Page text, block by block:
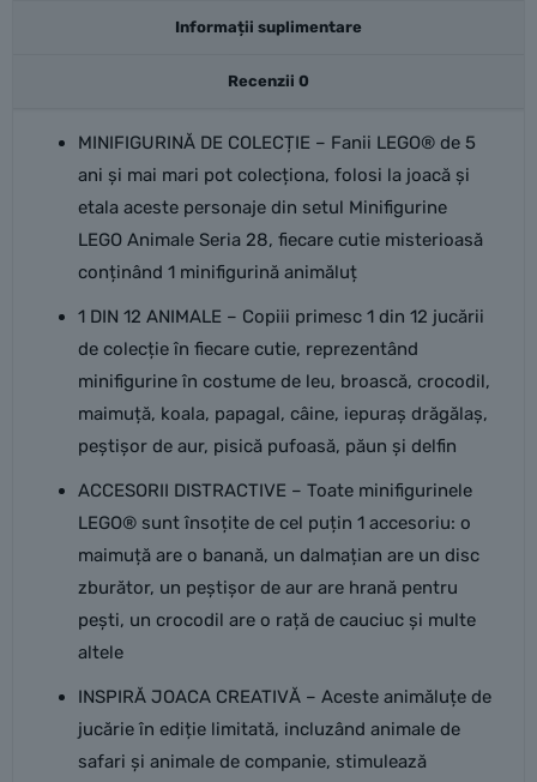
Informații suplimentare
Recenzii 0
MINIFIGURINĂ DE COLECȚIE – Fanii LEGO® de 5
ani și mai mari pot colecționa, folosi la joacă și
etala aceste personaje din setul Minifigurine
LEGO Animale Seria 28, fiecare cutie misterioasă
conținând 1 minifigurină animăluț
1 DIN 12 ANIMALE – Copiii primesc 1 din 12 jucării
de colecție în fiecare cutie, reprezentând
minifigurine în costume de leu, broască, crocodil,
maimuță, koala, papagal, câine, iepuraș drăgălaș,
peștișor de aur, pisică pufoasă, păun și delfin
ACCESORII DISTRACTIVE – Toate minifigurinele
LEGO® sunt însoțite de cel puțin 1 accesoriu: o
maimuță are o banană, un dalmațian are un disc
zburător, un peștișor de aur are hrană pentru
pești, un crocodil are o rață de cauciuc și multe
altele
INSPIRĂ JOACA CREATIVĂ – Aceste animăluțe de
jucărie în ediție limitată, incluzând animale de
safari și animale de companie, stimulează